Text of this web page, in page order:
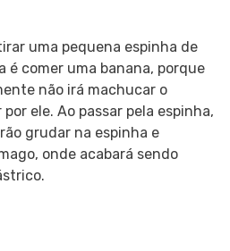
uma pequena espinha de
é comer uma banana, porque
não irá machucar o
ele. Ao passar pela espinha,
grudar na espinha e
onde acabará sendo